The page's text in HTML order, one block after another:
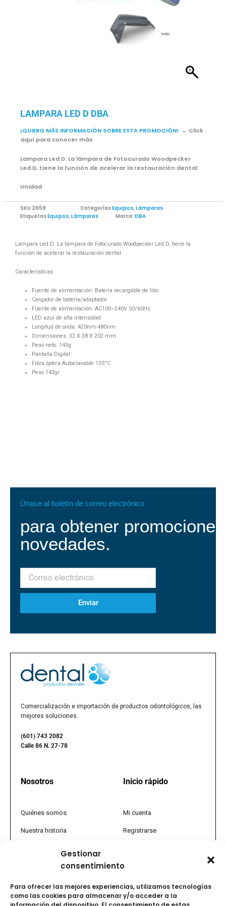
Gestionar
consentimiento
Para ofrecer las mejores experiencias, utilizamos tecnologías
como las cookies para almacenar y/o acceder a la
LAMPARA LED D DBA
¡QUIERO MÁS INFORMACIÓN SOBRE ESTA PROMOCIÓN! ← Click
aquí para conocer más
Lampara Led D: La lámpara de Fotocurado Woodpecker
Led.D, tiene la función de acelerar la restauración dental.
Unidad
SKU 2659 CategoríasEquipos, Lámparas
EtiquetasEquipos, Lámparas Marca: DBA
Lampara Led D: La lámpara de Fotocurado Woodpecker Led.D, tiene la
función de acelerar la restauración dental.
Características:
Fuente de alimentación: Batería recargable de litio
Cargador de batería/adaptador
Fuente de alimentación: AC100~240V 50/60Hz
LED azul de alta intensidad
Longitud de onda: 420nm-480nm
Dimensiones: 32 X 38 X 202 mm
Peso neto: 143g
Pantalla Digital
Fibra óptica Autoclavable 135°C
Peso 143gr
Únase al boletín de correo electrónico
para obtener
novedades.
Enviar
Comercialización e importación de productos odontológicos, las
mejores soluciones.
(601) 743 2082
Calle 86 N. 27-78
Nosotros
Quiénes somos
Nuestra historia
Tratamiento de datos
Términos y condiciones
Inicio rápido
Mi cuenta
Registrarse
Promociones
FAQs
Vida saludable y uso de